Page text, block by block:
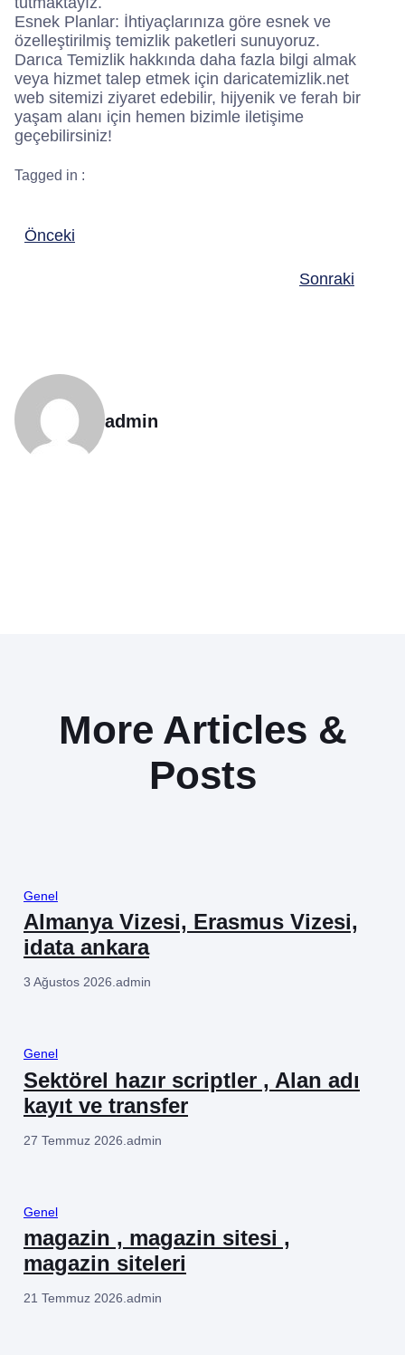
Esnek Planlar: İhtiyaçlarınıza göre esnek ve
özelleştirilmiş temizlik paketleri sunuyoruz.
Darıca Temizlik hakkında daha fazla bilgi almak
veya hizmet talep etmek için daricatemizlik.net
web sitemizi ziyaret edebilir, hijyenik ve ferah bir
yaşam alanı için hemen bizimle iletişime
geçebilirsiniz!
Tagged in :
Önceki
Sonraki
admin
More Articles &
Posts
Genel
Almanya Vizesi, Erasmus Vizesi,
idata ankara
3 Ağustos 2026.admin
Genel
Sektörel hazır scriptler , Alan adı
kayıt ve transfer
27 Temmuz 2026 admin
Genel
magazin , magazin sitesi ,
magazin siteleri
21 Temmuz 2026 admin